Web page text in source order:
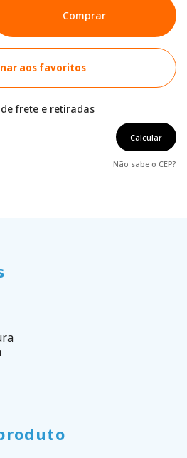
Comprar
aos favoritos
frete e retiradas
Calcular
Não sabe o CEP?